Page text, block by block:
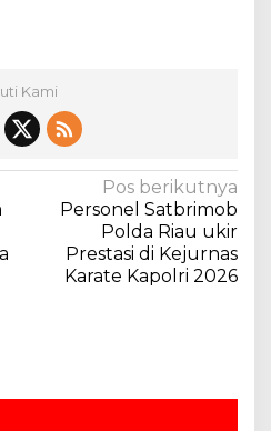
Kami
Pos berikutnya
Personel Satbrimob
Polda Riau ukir
Prestasi di Kejurnas
Karate Kapolri 2026